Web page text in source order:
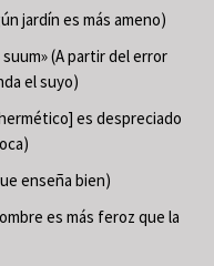
jardín es más ameno)
(A partir del error
el suyo)
es despreciado
enseña bien)
es más feroz que la